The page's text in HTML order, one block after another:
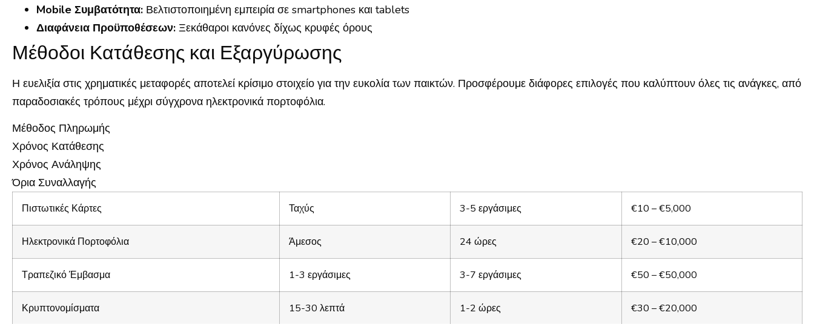
Mobile Συμβατότητα: Βελτιστοποιημένη εμπειρία σε smartphones και tablets
Διαφάνεια Προϋποθέσεων: Ξεκάθαροι κανόνες δίχως κρυφές όρους
Μέθοδοι Κατάθεσης και Εξαργύρωσης
Η ευελιξία στις χρηματικές μεταφορές αποτελεί κρίσιμο στοιχείο για την ευκολία των παικτών. Προσφέρουμε διάφορες επιλογές που καλύπτουν όλες τις ανάγκες, από
παραδοσιακές τρόπους μέχρι σύγχρονα ηλεκτρονικά πορτοφόλια.
Μέθοδος Πληρωμής
Χρόνος Κατάθεσης
Χρόνος Ανάληψης
Όρια Συναλλαγής
Πιστωτικές Κάρτες Ταχύς 3-5 εργάσιμες €10 – €5,000
Ηλεκτρονικά Πορτοφόλια Άμεσος 24 ώρες €20 – €10,000
Τραπεζικό Έμβασμα 1-3 εργάσιμες 3-7 εργάσιμες €50 – €50,000
Κρυπτονομίσματα 15-30 λεπτά 1-2 ώρες €30 – €20,000